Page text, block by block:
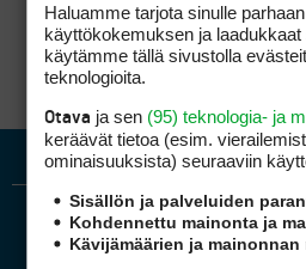
Haluamme tarjota sinulle
käyttökokemuksen ja
käytämme tällä sivustolla
teknologioita.
Otava ja sen (95) teknologia- ja
keräävät tietoa (esim.
ominaisuuk­sista) seuraaviin
Sisällön ja palveluiden
Kohdennettu mainonta ja
Kävijämäärien ja mainonnan